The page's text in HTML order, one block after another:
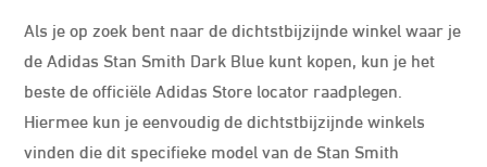
Als je op zoek bent naar de dichtstbijzijnde winkel waar je
de Adidas Stan Smith Dark Blue kunt kopen, kun je het
beste de officiële Adidas Store locator raadplegen.
Hiermee kun je eenvoudig de dichtstbijzijnde winkels
vinden die dit specifieke model van de Stan Smith